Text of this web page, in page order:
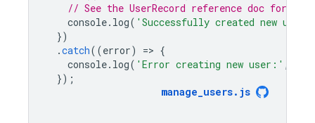
// See the UserRecord reference doc for the
console. log( 'Successfully created new
})
.catch((error) => {
console. log( 'Error creating new user:' ,
});
manage_users. js